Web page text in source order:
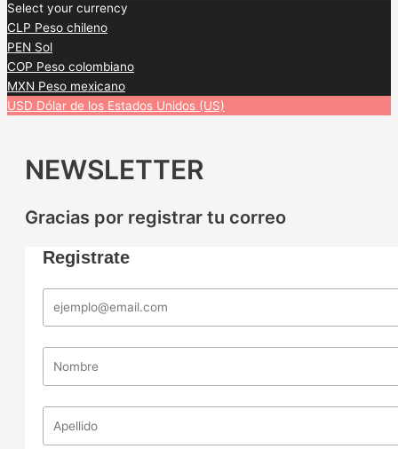
Select your currency
CLP Peso chileno
PEN Sol
COP Peso colombiano
MXN Peso mexicano
USD Dólar de los Estados Unidos (US)
NEWSLETTER
Gracias por registrar tu correo
Registrate